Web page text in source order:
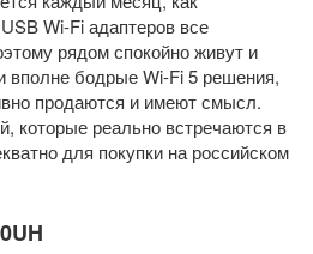
Wi-Fi адаптеров все
рядом спокойно живут и
вполне бодрые Wi-Fi 5 решения,
продаются и имеют смысл.
которые реально встречаются в
для покупки на российском